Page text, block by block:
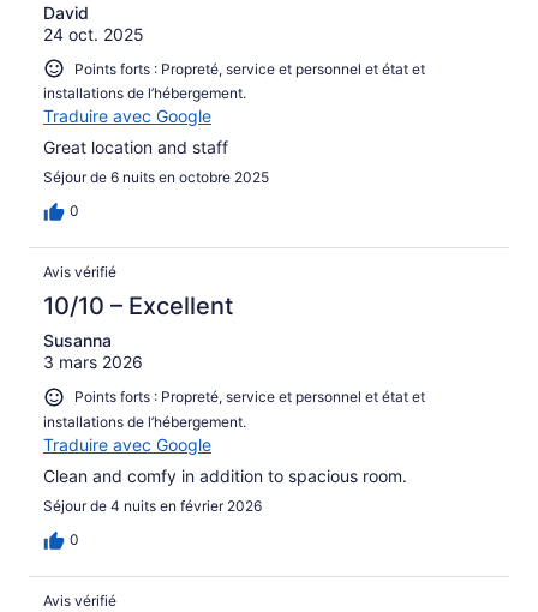
David
24 oct. 2025
Points forts : Propreté, service et personnel et état et
installations de l’hébergement.
Traduire avec Google
Great location and staff
Séjour de 6 nuits en octobre 2025
0
Avis vérifié
10/10 – Excellent
Susanna
3 mars 2026
Points forts : Propreté, service et personnel et état et
installations de l’hébergement.
Traduire avec Google
Clean and comfy in addition to spacious room.
Séjour de 4 nuits en février 2026
0
Avis vérifié